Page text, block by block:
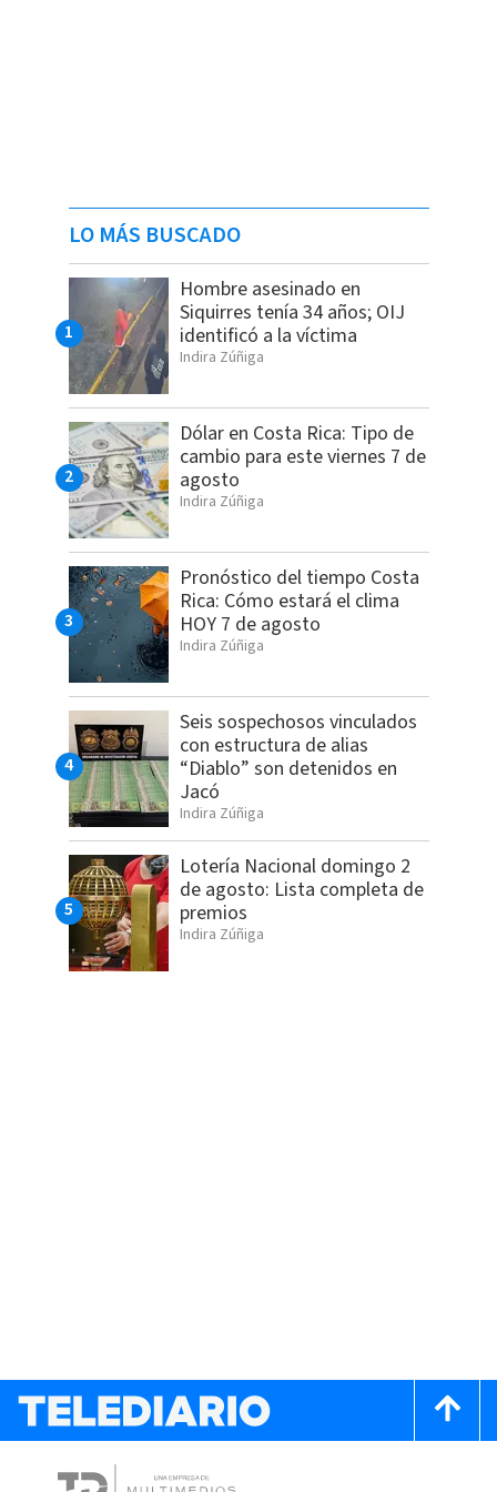
LO MÁS BUSCADO
Hombre asesinado en
Siquirres tenía 34 años; OIJ
identificó a la víctima
Indira Zúñiga
Dólar en Costa Rica: Tipo de
cambio para este viernes 7 de
agosto
Indira Zúñiga
Pronóstico del tiempo Costa
Rica: Cómo estará el clima
HOY 7 de agosto
Indira Zúñiga
Seis sospechosos vinculados
con estructura de alias
“Diablo” son detenidos en
Jacó
Indira Zúñiga
Lotería Nacional domingo 2
de agosto: Lista completa de
premios
Indira Zúñiga